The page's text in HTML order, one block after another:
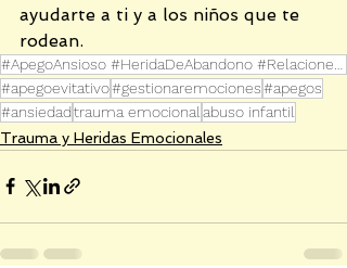
ayudarte a ti y a los niños que te
rodean.
#apegoevitativo#gestionaremociones#apegos
#ansiedadtrauma emocional abuso infantil
Trauma y Heridas Emocionales